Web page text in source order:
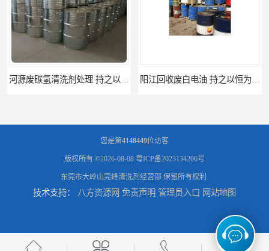
梅州回收废碳氢清洗剂 现款交易 惠州废白电油回收 持之以恒为客户服务
您是第4148449位访客
版权所有 ©2026-08-08 粤ICP备2023134206号
东莞市大岭山莞峰清洗剂经营部 保留所有权利.
技术支持： 八方资源网 免责声明 管理员入口 网站地图